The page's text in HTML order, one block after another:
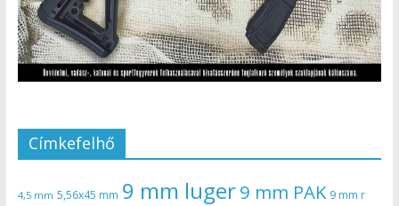
Címkefelhő
4,5 mm 5,56x45 mm 9 mm luger9 mm PAK 9 mm r